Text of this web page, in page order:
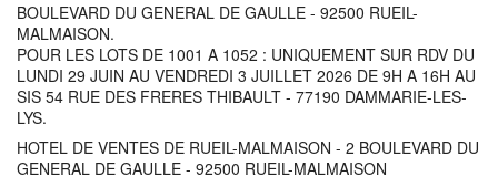
BOULEVARD DU GENERAL DE GAULLE - 92500 RUEIL-
MALMAISON.
POUR LES LOTS DE 1001 A 1052 : UNIQUEMENT SUR RDV DU
LUNDI 29 JUIN AU VENDREDI 3 JUILLET 2026 DE 9H A 16H AU
SIS 54 RUE DES FRERES THIBAULT - 77190 DAMMARIE-LES-
LYS.
HOTEL DE VENTES DE RUEIL-MALMAISON - 2 BOULEVARD DU
GENERAL DE GAULLE - 92500 RUEIL-MALMAISON